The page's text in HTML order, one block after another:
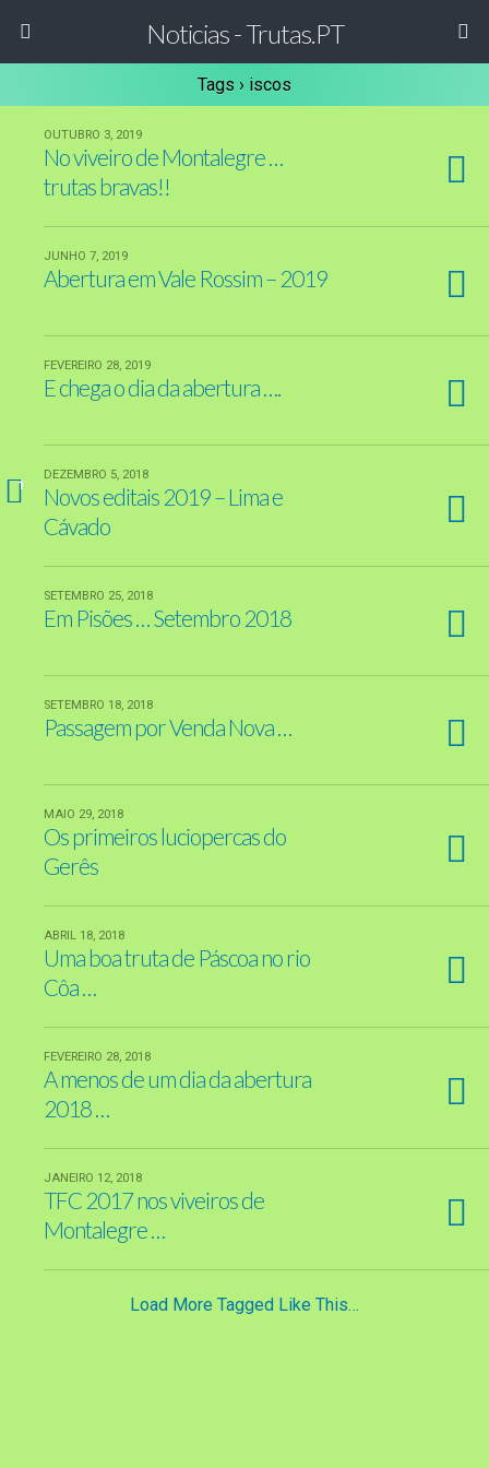
Noticias - Trutas.PT
Tags › iscos
OUTUBRO 3, 2019
No viveiro de Montalegre …
trutas bravas!!
JUNHO 7, 2019
Abertura em Vale Rossim – 2019
FEVEREIRO 28, 2019
E chega o dia da abertura ….
1
DEZEMBRO 5, 2018
Novos editais 2019 – Lima e
Cávado
SETEMBRO 25, 2018
Em Pisões … Setembro 2018
SETEMBRO 18, 2018
Passagem por Venda Nova …
MAIO 29, 2018
Os primeiros luciopercas do
Gerês
ABRIL 18, 2018
Uma boa truta de Páscoa no rio
Côa …
FEVEREIRO 28, 2018
A menos de um dia da abertura
2018 …
JANEIRO 12, 2018
TFC 2017 nos viveiros de
Montalegre …
Load More Tagged Like This…